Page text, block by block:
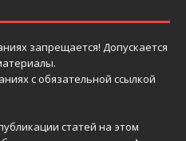
запрещается! Допускается
с обязательной ссылкой
статей на этом